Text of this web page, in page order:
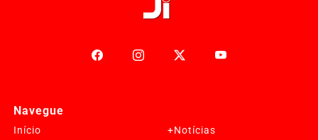
Navegue
Início
+Notícias